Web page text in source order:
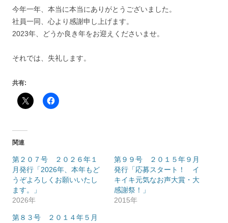
今年一年、本当に本当にありがとうございました。
社員一同、心より感謝申し上げます。
2023年、どうか良き年をお迎えくださいませ。
それでは、失礼します。
共有:
関連
第２０７号 ２０２６年１
月発行 「2026年、本年もど
うぞよろしくお願いいたし
ます。」
2026年
第９９号 ２０１５年９月
発行「応募スタート！ イ
キイキ元気なお声大賞・大
感謝祭！」
2015年
第８３号 ２０１４年５月